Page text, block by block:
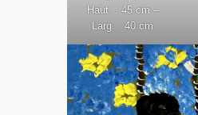
Haut. : 45 cm –
Larg. : 40 cm